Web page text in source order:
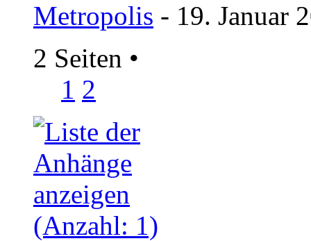
Metropolis - 19. Januar
2 Seiten •
1 2